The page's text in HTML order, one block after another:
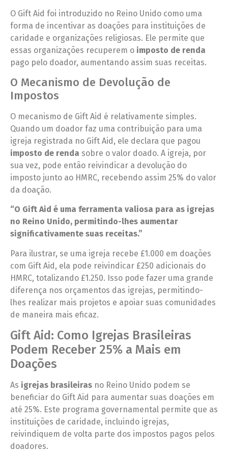
O Gift Aid foi introduzido no Reino Unido como uma
forma de incentivar as doações para instituições de
caridade e organizações religiosas. Ele permite que
essas organizações recuperem o imposto de renda
pago pelo doador, aumentando assim suas receitas.
O Mecanismo de Devolução de
Impostos
O mecanismo de Gift Aid é relativamente simples.
Quando um doador faz uma contribuição para uma
igreja registrada no Gift Aid, ele declara que pagou
imposto de renda sobre o valor doado. A igreja, por
sua vez, pode então reivindicar a devolução do
imposto junto ao HMRC, recebendo assim 25% do valor
da doação.
“O Gift Aid é uma ferramenta valiosa para as igrejas
no Reino Unido, permitindo-lhes aumentar
significativamente suas receitas.”
Para ilustrar, se uma igreja recebe £1.000 em doações
com Gift Aid, ela pode reivindicar £250 adicionais do
HMRC, totalizando £1.250. Isso pode fazer uma grande
diferença nos orçamentos das igrejas, permitindo-
lhes realizar mais projetos e apoiar suas comunidades
de maneira mais eficaz.
Gift Aid: Como Igrejas Brasileiras
Podem Receber 25% a Mais em
Doações
As igrejas brasileiras no Reino Unido podem se
beneficiar do Gift Aid para aumentar suas doações em
até 25%. Este programa governamental permite que as
instituições de caridade, incluindo igrejas,
reivindiquem de volta parte dos impostos pagos pelos
doadores.